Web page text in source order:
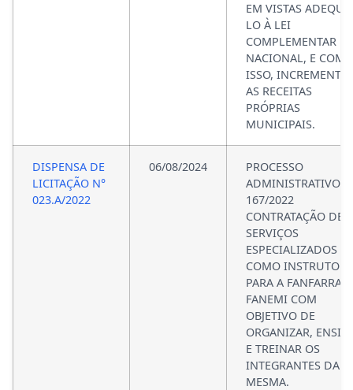
EM VISTAS
LO À LEI
COMPLEMENTAR
NACIONAL, E COM
ISSO,
AS RECEITAS
PRÓPRIAS
MUNICIPAIS.
DISPENSA DE
LICITAÇÃO N°
023.A/2022
06/08/2024
PROCESSO
ADMINISTRATIVO
167/2022
CONTRATAÇÃO DE
SERVIÇOS
ESPECIALIZADOS
COMO INSTRUTOR
PARA A FANFARRA
FANEMI COM
OBJETIVO DE
ORGANIZAR,
E TREINAR OS
INTEGRANTES DA
MESMA.